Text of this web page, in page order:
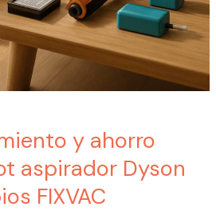
y ahorro
aspirador Dyson
FIXVAC